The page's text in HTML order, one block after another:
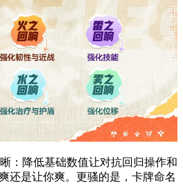
降低基础数值让对抗回归操作和
还是让你爽。更骚的是，卡牌命名